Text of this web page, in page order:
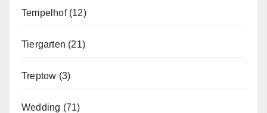
Tempelhof(12)
Tiergarten (21)
Treptow (3)
Wedding (71)